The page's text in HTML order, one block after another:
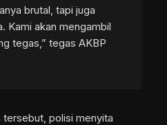
brutal, tapi juga
Kami akan mengambil
tegas,” tegas AKBP
tersebut, polisi menyita